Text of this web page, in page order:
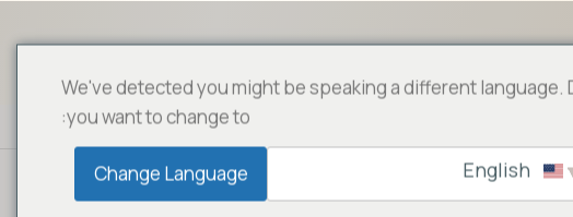
We've detected you might be speaking a different language.
you want to change to:
Change Language